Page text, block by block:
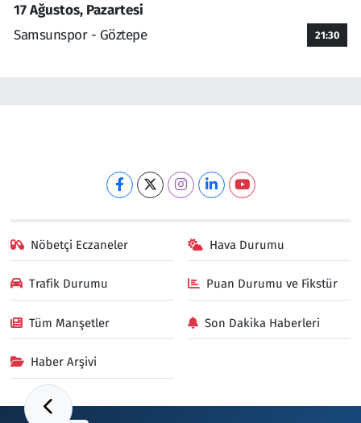
17 Ağustos, Pazartesi
Samsunspor - Göztepe
21:30
Nöbetçi Eczaneler Hava Durumu
Trafik Durumu Puan Durumu ve Fikstür
Tüm Manşetler Son Dakika Haberleri
Haber Arşivi